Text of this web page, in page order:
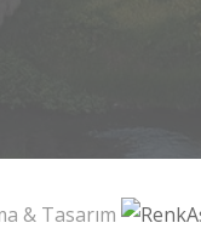
& Tasarım